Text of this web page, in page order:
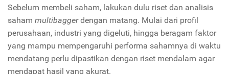
Sebelum membeli saham, lakukan dulu riset dan analisis
saham multibaggerdengan matang. Mulai dari profil
perusahaan, industri yang digeluti, hingga beragam faktor
yang mampu mempengaruhi performa sahamnya di waktu
mendatang perlu dipastikan dengan riset mendalam agar
mendapat hasil yang akurat.